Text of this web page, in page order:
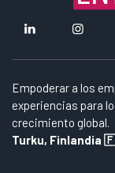
Empoderar a los
experiencias para
crecimiento global.
Turku, Finlandia